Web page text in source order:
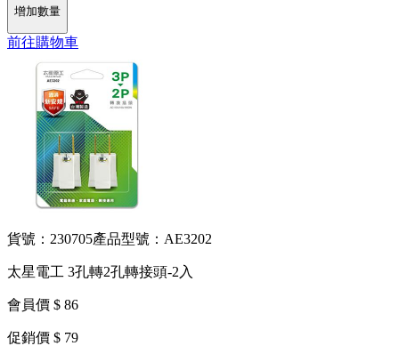
增加數量
前往購物車
貨號：230705產品型號：AE3202
太星電工 3孔轉2孔轉接頭-2入
會員價 $ 86
促銷價 $ 79